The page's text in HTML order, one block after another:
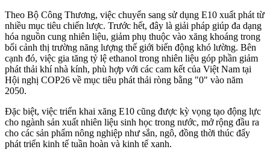
Theo Bộ Công Thương, việc chuyển sang sử dụng E10 xuất phát từ
nhiều mục tiêu chiến lược. Trước hết, đây là giải pháp giúp đa dạng
hóa nguồn cung nhiên liệu, giảm phụ thuộc vào xăng khoáng trong
bối cảnh thị trường năng lượng thế giới biến động khó lường. Bên
cạnh đó, việc gia tăng tỷ lệ ethanol trong nhiên liệu góp phần giảm
phát thải khí nhà kính, phù hợp với các cam kết của Việt Nam tại
Hội nghị COP26 về mục tiêu phát thải ròng bằng "0" vào năm
2050.
Đặc biệt, việc triển khai xăng E10 cũng được kỳ vọng tạo động lực
cho ngành sản xuất nhiên liệu sinh học trong nước, mở rộng đầu ra
cho các sản phẩm nông nghiệp như sắn, ngô, đồng thời thúc đẩy
phát triển kinh tế tuần hoàn và kinh tế xanh.